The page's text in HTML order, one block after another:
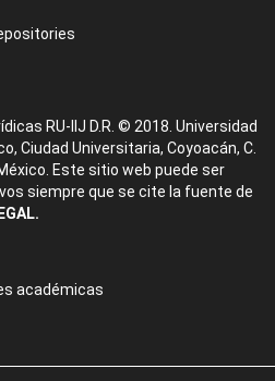
RU-IIJ D.R. © 2018. Universidad
Ciudad Universitaria, Coyoacán, C.
Este sitio web puede ser
siempre que se cite la fuente de
académicas